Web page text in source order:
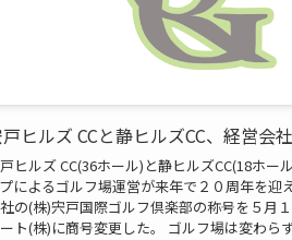
ヒルズ CCと静ヒルズCC、経営会
ヒルズ CC(36ホール)と静ヒルズCC(18ホー
によるゴルフ場運営が来年で２０周年を迎
の(株)宍戸国際ゴルフ倶楽部の称号を５月
ト(株)に商号変更した。 ゴルフ場は変わら